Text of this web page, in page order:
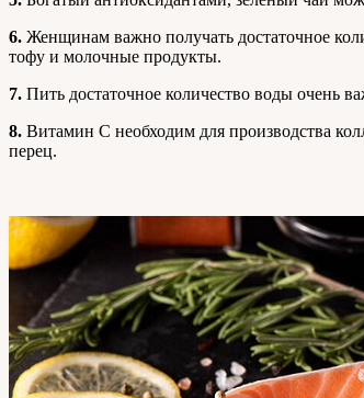
6. Женщинам важно получать достаточное
тофу и молочные продукты.
7. Пить достаточное количество воды очень
8. Витамин C необходим для производства
перец.